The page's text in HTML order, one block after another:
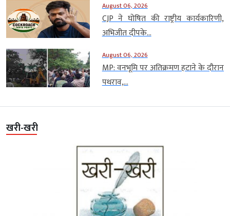
August 06, 2026
CJP ने घोषित की राष्ट्रीय कार्यकारिणी,
अभिजीत दीपके...
August 06, 2026
MP: वनभूमि पर अतिक्रमण हटाने के दौरान
पथराव,...
खरी-खरी